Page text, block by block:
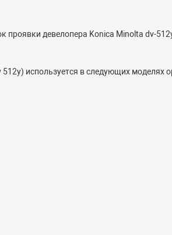
проявки девелопера Konica Minolta dv-
используется в следующих моделях